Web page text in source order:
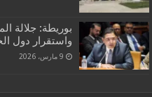
بوريطة: جلالة
واستقرار دول
9 مارس، 2026